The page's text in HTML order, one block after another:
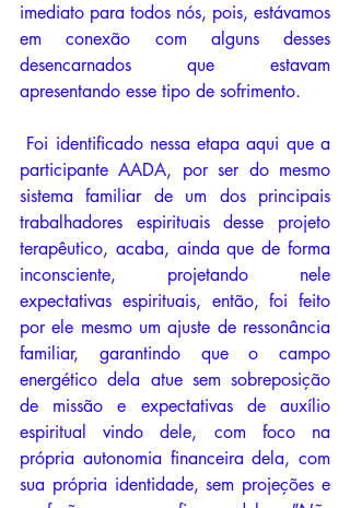
imediato para todos nós, pois, estávamos
em conexão com alguns desses
desencarnados que estavam
apresentando esse tipo de sofrimento.
participante AADA, por ser do mesmo
sistema familiar de um dos principais
trabalhadores espirituais desse projeto
terapêutico, acaba, ainda que de forma
inconsciente, projetando nele
expectativas espirituais, então, foi feito
por ele mesmo um ajuste de ressonância
familiar, garantindo que o campo
energético dela atue sem sobreposição
de missão e expectativas de auxílio
espiritual vindo dele, com foco na
própria autonomia financeira dela, com
sua própria identidade, sem projeções e